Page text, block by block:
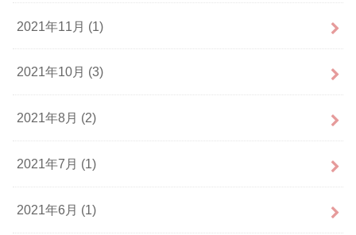
2021年11月 (1)
2021年10月 (3)
2021年8月 (2)
2021年7月 (1)
2021年6月 (1)